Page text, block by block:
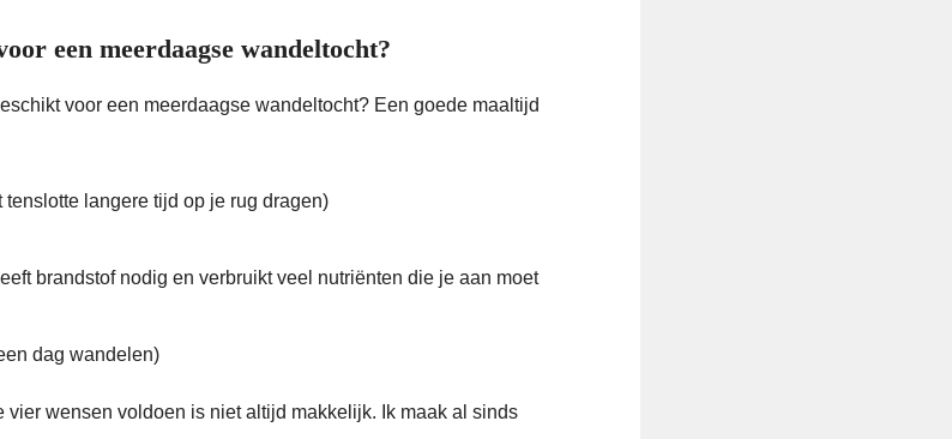
een meerdaagse wandeltocht?
voor een meerdaagse wandeltocht? Een goede maaltijd
tenslotte langere tijd op je rug dragen)
brandstof nodig en verbruikt veel nutriënten die je aan moet
dag wandelen)
vier wensen voldoen is niet altijd makkelijk. Ik maak al sinds